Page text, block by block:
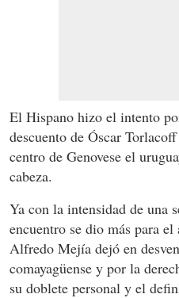
El Hispano hizo el intento
descuento de Óscar
centro de Genovese el
cabeza.
Ya con la intensidad de una
encuentro se dio más para el
Alfredo Mejía dejó en
comayagüense y por la
su doblete personal y el